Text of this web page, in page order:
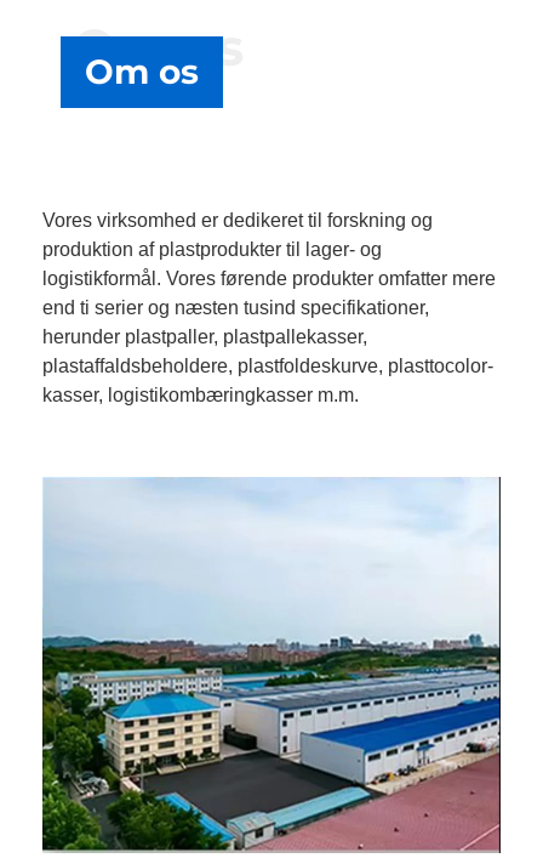
Om os
Om os
Vores virksomhed er dedikeret til forskning og
produktion af plastprodukter til lager- og
logistikformål. Vores førende produkter omfatter mere
end ti serier og næsten tusind specifikationer,
herunder plastpaller, plastpallekasser,
plastaffaldsbeholdere, plastfoldeskurve, plasttocolor-
kasser, logistikombæringkasser m.m.